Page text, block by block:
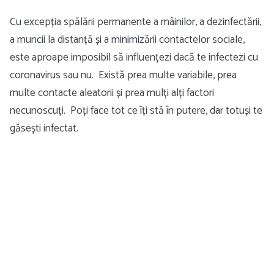
Cu excepția spălării permanente a mâinilor, a dezinfectării,
a muncii la distanță și a minimizării contactelor sociale,
este aproape imposibil să influențezi dacă te infectezi cu
coronavirus sau nu. Există prea multe variabile, prea
multe contacte aleatorii și prea mulți alți factori
necunoscuți. Poți face tot ce îți stă în putere, dar totuși te
găsești infectat.